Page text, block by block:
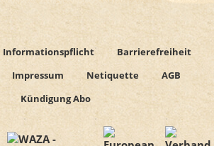
Informationspflicht
Barrierefreiheit
Impressum Netiquette
AGB
Kündigung Abo